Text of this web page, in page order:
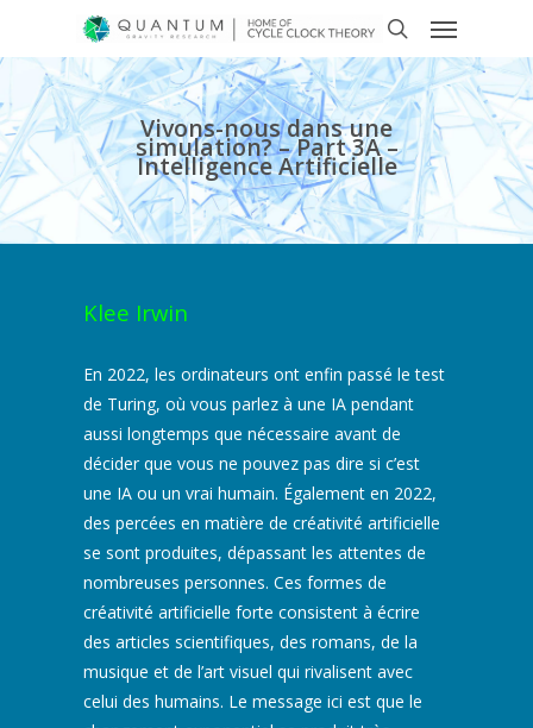
Vivons-nous dans une
simulation? – Part 3A –
Intelligence Artificielle
Klee Irwin
En 2022, les ordinateurs ont enfin passé le test
de Turing, où vous parlez à une IA pendant
aussi longtemps que nécessaire avant de
décider que vous ne pouvez pas dire si c’est
une IA ou un vrai humain. Également en 2022,
des percées en matière de créativité artificielle
se sont produites, dépassant les attentes de
nombreuses personnes. Ces formes de
créativité artificielle forte consistent à écrire
des articles scientifiques, des romans, de la
musique et de l’art visuel qui rivalisent avec
celui des humains. Le message ici est que le